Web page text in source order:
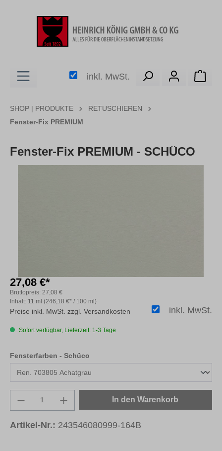
inkl. MwSt.
SHOP | PRODUKTE
RETUSCHIEREN
Fenster-Fix PREMIUM
Fenster-Fix PREMIUM - SCHÜCO
27,08 €*
Inhalt: 11 ml (246,18 €* / 100 ml)
Bruttopreis: 27,08 €
inkl. MwSt.
Preise inkl. MwSt. zzgl. Versandkosten
Sofort verfügbar, Lieferzeit: 1-3 Tage
Fensterfarben - Schüco
Produkt Anzahl: Gib den gewünschten
In den Warenkorb
Artikel-Nr.: 243546080999-164B